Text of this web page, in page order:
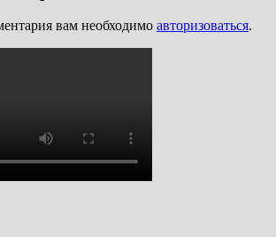
вам необходимо авторизоваться.